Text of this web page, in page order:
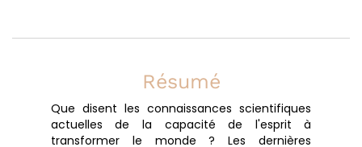
Résumé
Que disent les connaissances scientifiques
actuelles de la capacité de l'esprit à
transformer le monde ? Les dernières